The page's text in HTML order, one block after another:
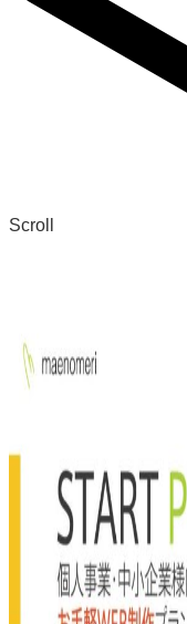
Scroll